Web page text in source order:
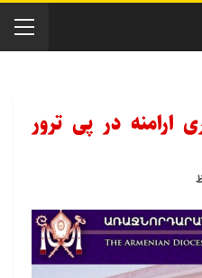
ارامنه در پی ترور